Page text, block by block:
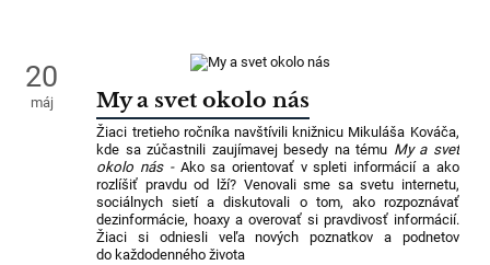
20
máj My a svet okolo nás
Žiaci tretieho ročníka navštívili knižnicu Mikuláša Kováča,
kde sa zúčastnili zaujímavej besedy na tému My a svet
okolo nás - Ako sa orientovať v spleti informácií a ako
rozlíšiť pravdu od lží? Venovali sme sa svetu internetu,
sociálnych sietí a diskutovali o tom, ako rozpoznávať
dezinformácie, hoaxy a overovať si pravdivosť informácií.
Žiaci si odniesli veľa nových poznatkov a podnetov
do každodenného života